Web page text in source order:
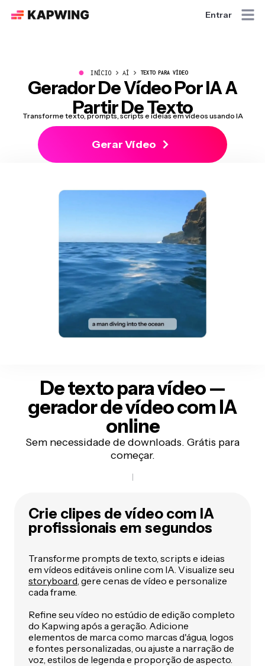
Entrar
● INÍCIO AÍ TEXTO PARA VÍDEO
Gerador De Vídeo Por IA A
Partir De Texto
Transforme texto, prompts, scripts e ideias em vídeos usando IA
Gerar Vídeo
De texto para vídeo —
gerador de vídeo com IA
online
Sem necessidade de downloads. Grátis para
começar.
Crie clipes de vídeo com IA
profissionais em segundos
Transforme prompts de texto, scripts e ideias
em vídeos editáveis online com IA. Visualize seu
storyboard , gere cenas de vídeo e personalize
cada frame.
Refine seu vídeo no estúdio de edição completo
do Kapwing após a geração. Adicione
elementos de marca como marcas d'água, logos
e fontes personalizadas, ou ajuste a narração de
voz, estilos de legenda e proporção de aspecto.